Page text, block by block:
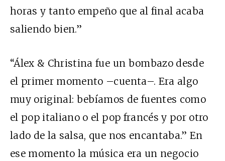
horas y tanto empeño que al final acaba
saliendo bien.”
“Álex & Christina fue un bombazo desde
el primer momento –cuenta–. Era algo
muy original: bebíamos de fuentes como
el pop italiano o el pop francés y por otro
lado de la salsa, que nos encantaba.” En
ese momento la música era un negocio